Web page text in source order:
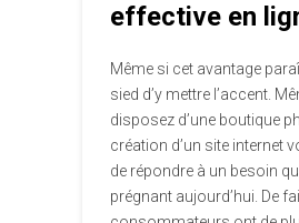
effective en
Même si cet avantage
sied d’y mettre l’accent.
disposez d’une boutique
création d’un site internet
de répondre à un besoin
prégnant aujourd’hui. De